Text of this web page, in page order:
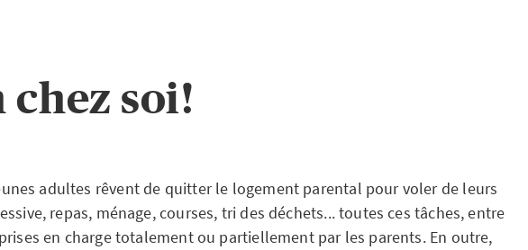
soi!
adultes rêvent de quitter le logement parental pour voler de leurs
repas, ménage, courses, tri des déchets... toutes ces tâches, entre
en charge totalement ou partiellement par les parents. En outre,